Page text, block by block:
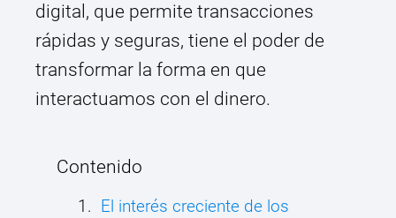
digital, que permite transacciones
rápidas y seguras, tiene el poder de
transformar la forma en que
interactuamos con el dinero.
Contenido
El interés creciente de los